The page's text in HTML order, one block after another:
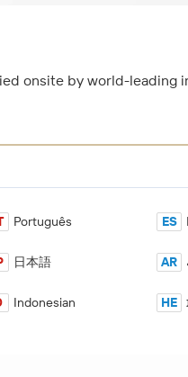
onsite by world-leading
Português ES
日本語 AR
Indonesian HE